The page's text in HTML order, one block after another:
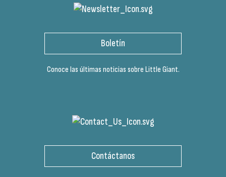
Boletín
Conoce las últimas noticias sobre Little Giant.
Contáctanos